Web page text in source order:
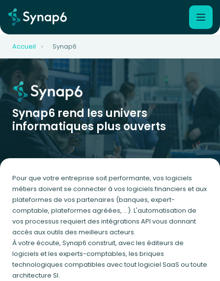
Accueil › Synap6
Synap6 rend les univers
informatiques plus ouverts
Pour que votre entreprise soit performante, vos logiciels
métiers doivent se connecter à vos logiciels financiers et aux
plateformes de vos partenaires (banques, expert-
comptable, plateformes agréées, …). L'automatisation de
vos processus requiert des intégrations API vous donnant
accès aux outils des meilleurs acteurs.
À votre écoute, Synap6 construit, avec les éditeurs de
logiciels et les experts-comptables, les briques
technologiques compatibles avec tout logiciel SaaS ou toute
architecture SI.